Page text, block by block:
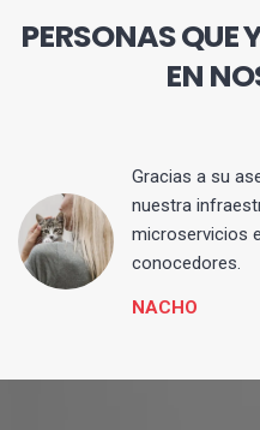
PERSONAS
EN
Gracias a su
nuestra
microservicios
conocedores.
NACHO